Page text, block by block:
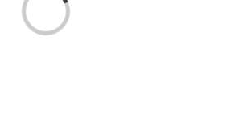
Cargando...